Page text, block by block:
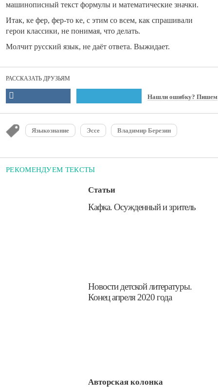
машинописный текст формулы и математические значки.
Итак, ке фер, фер-то ке, с этим со всем, как спрашивали
герои классики, не понимая, что делать.
Молчит русский язык, не даёт ответа. Выжидает.
РАССКАЗАТЬ ДРУЗЬЯМ
Нашли ошибку? Пишем
Языкознание Эссе Владимир Березин
РЕКОМЕНДУЕМ ТЕКСТЫ
Статьи
​Кафка. Осужденный и зритель
​Новости детской литературы.
Конец апреля 2020 года
Авторская колонка